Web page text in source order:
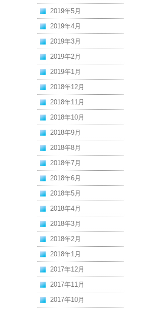
2019年5月
2019年4月
2019年3月
2019年2月
2019年1月
2018年12月
2018年11月
2018年10月
2018年9月
2018年8月
2018年7月
2018年6月
2018年5月
2018年4月
2018年3月
2018年2月
2018年1月
2017年12月
2017年11月
2017年10月